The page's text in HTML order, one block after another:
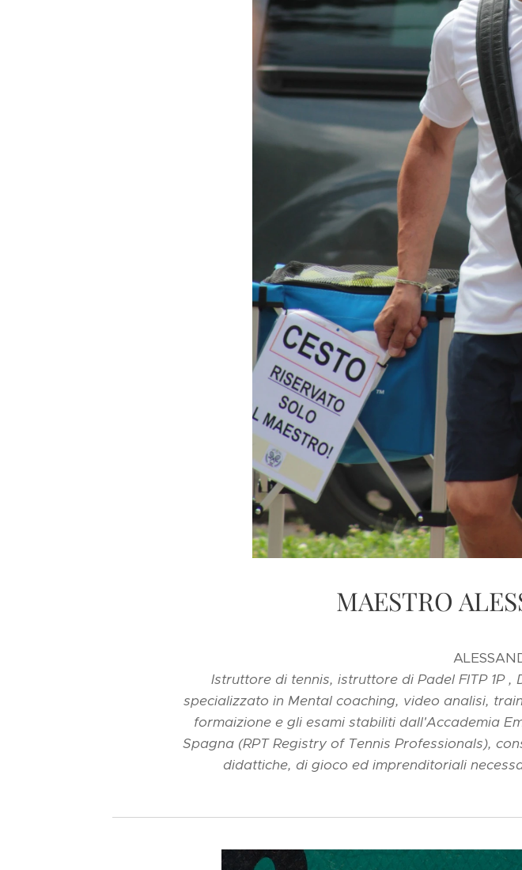
MAESTRO
Istruttore di tennis, istruttore di Padel FITP 1P
specializzato in Mental coaching, video analisi,
formaizione e gli esami stabiliti dall'Accademia
Spagna (RPT Registry of Tennis Professionals),
didattiche, di gioco ed imprenditoriali